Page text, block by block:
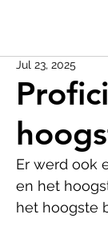
Jul 23, 2025
Er werd ook
en het
het hoogste